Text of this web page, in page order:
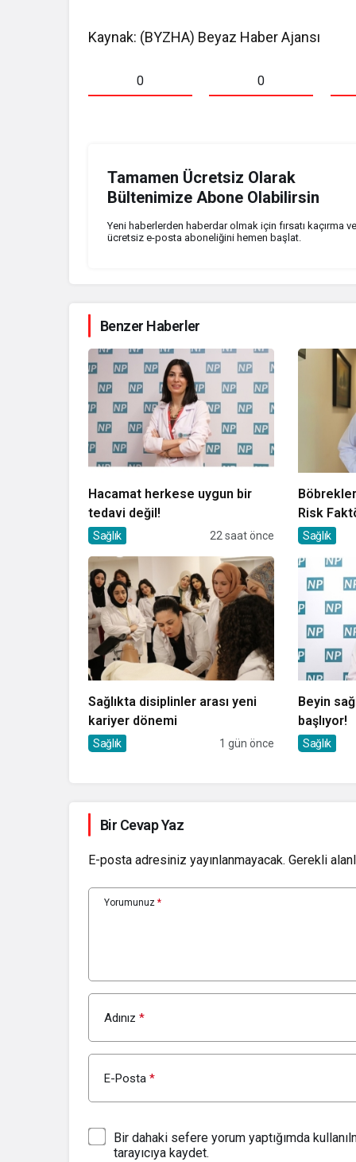
Kaynak: (BYZHA) Beyaz Haber Ajansı
0 0
Tamamen Ücretsiz Olarak
Bültenimize Abone Olabilirsin
Yeni haberlerden haberdar olmak için fırsatı kaçırma ve
ücretsiz e-posta aboneliğini hemen başlat.
Benzer Haberler
Hacamat herkese uygun bir
tedavi değil!
Sağlık 22 saat önce
Risk
Sağlık
Sağlıkta disiplinler arası yeni
kariyer dönemi
Sağlık 1 gün önce
Beyin
başlıyor!
Sağlık
Bir Cevap Yaz
E-posta adresiniz yayınlanmayacak. Gerekli
Yorumunuz *
Adınız *
E-Posta *
Bir dahaki sefere yorum yaptığımda
tarayıcıya kaydet.